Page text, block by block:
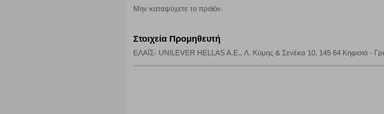
Μην καταψύχετε το προϊόν.
Στοιχεία Προμηθευτή
ΕΛΑΪΣ- UNILEVER HELLAS A.E., Λ. Κύμης & Σενέκα 10, 145 64 Κηφισιά -